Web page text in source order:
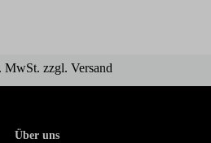
MwSt. zzgl. Versand
Über uns